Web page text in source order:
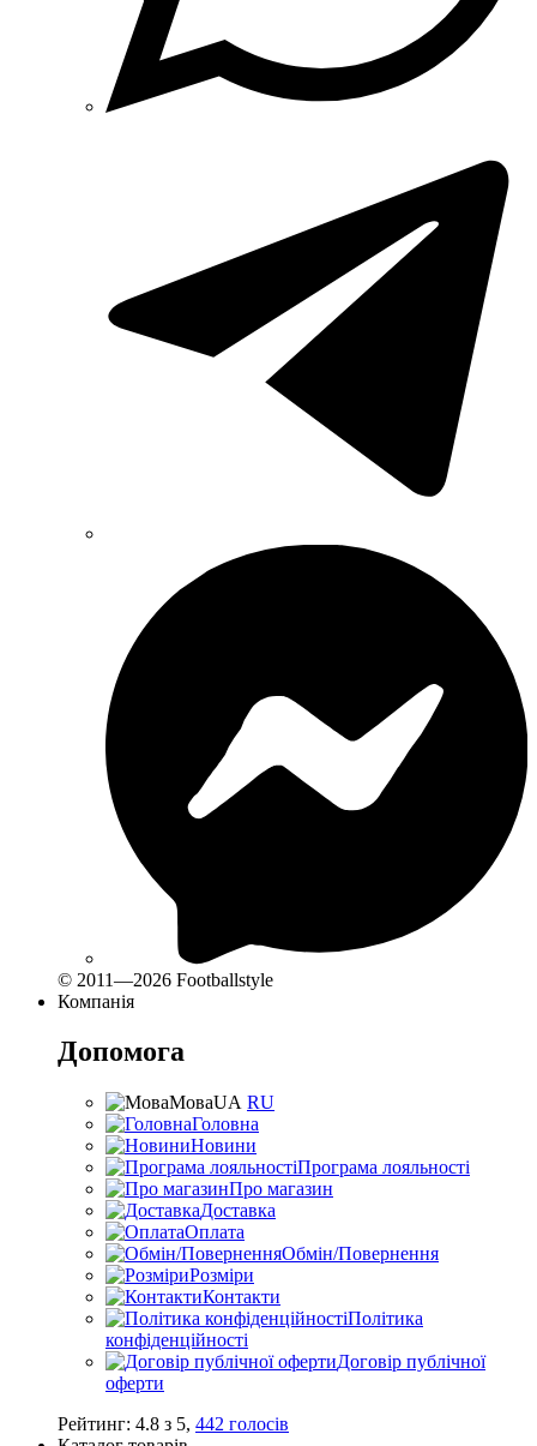
© 2011—2026 Footballstyle
Компанія
Допомога
МоваUA RU
Головна
Новини
Програма лояльності
Про магазин
Доставка
Оплата
Обмін/Повернення
Розміри
Контакти
Політика
конфіденційності
Договір публічної
оферти
Рейтинг: 4.8 з 5, 442 голосів